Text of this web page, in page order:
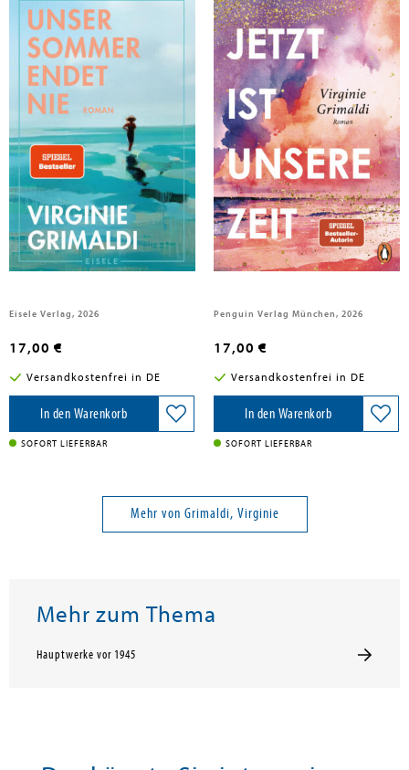
Grimaldi, Virginie
Unser Sommer endet nie
Eisele Verlag, 2026
17,00 €
Versandkostenfrei in DE
In den Warenkorb
SOFORT LIEFERBAR
Grimaldi, Virginie
Jetzt ist unsere Zeit
Penguin Verlag München, 2026
17,00 €
Versandkostenfrei in DE
In den Warenkorb
SOFORT LIEFERBAR
Mehr von Grimaldi, Virginie
Mehr zum Thema
Hauptwerke vor 1945